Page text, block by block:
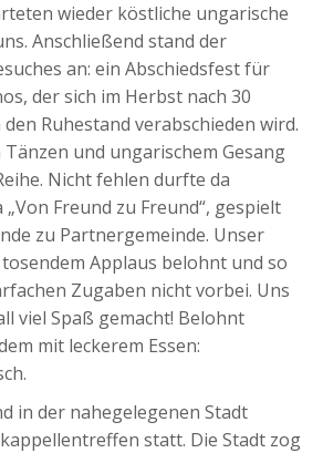
wieder köstliche ungarische
Anschließend stand der
an: ein Abschiedsfest für
der sich im Herbst nach 30
Ruhestand verabschieden wird.
und ungarischem Gesang
Nicht fehlen durfte da
Freund zu Freund“, gespielt
zu Partnergemeinde. Unser
Applaus belohnt und so
Zugaben nicht vorbei. Uns
viel Spaß gemacht! Belohnt
mit leckerem Essen:
in der nahegelegenen Stadt
statt. Die Stadt zog